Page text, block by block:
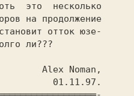
это  несколько
на продолжение
отток юзе-
ли???